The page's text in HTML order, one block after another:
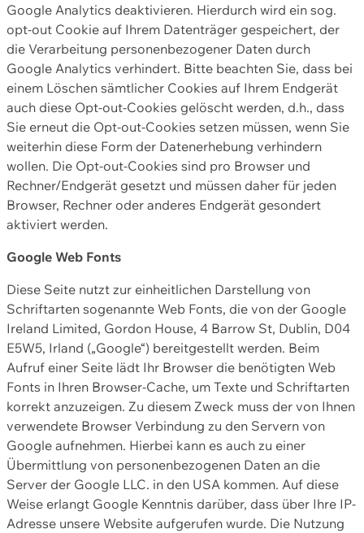
Google Analytics deaktivieren. Hierdurch wird ein sog.
opt-out Cookie auf Ihrem Datenträger gespeichert, der
die Verarbeitung personenbezogener Daten durch
Google Analytics verhindert. Bitte beachten Sie, dass bei
einem Löschen sämtlicher Cookies auf Ihrem Endgerät
auch diese Opt-out-Cookies gelöscht werden, d.h., dass
Sie erneut die Opt-out-Cookies setzen müssen, wenn Sie
weiterhin diese Form der Datenerhebung verhindern
wollen. Die Opt-out-Cookies sind pro Browser und
Rechner/Endgerät gesetzt und müssen daher für jeden
Browser, Rechner oder anderes Endgerät gesondert
aktiviert werden.
Google Web Fonts
Diese Seite nutzt zur einheitlichen Darstellung von
Schriftarten sogenannte Web Fonts, die von der Google
Ireland Limited, Gordon House, 4 Barrow St, Dublin, D04
E5W5, Irland („Google“) bereitgestellt werden. Beim
Aufruf einer Seite lädt Ihr Browser die benötigten Web
Fonts in Ihren Browser-Cache, um Texte und Schriftarten
korrekt anzuzeigen. Zu diesem Zweck muss der von Ihnen
verwendete Browser Verbindung zu den Servern von
Google aufnehmen. Hierbei kann es auch zu einer
Übermittlung von personenbezogenen Daten an die
Server der Google LLC. in den USA kommen. Auf diese
Weise erlangt Google Kenntnis darüber, dass über Ihre IP-
Adresse unsere Website aufgerufen wurde. Die Nutzung